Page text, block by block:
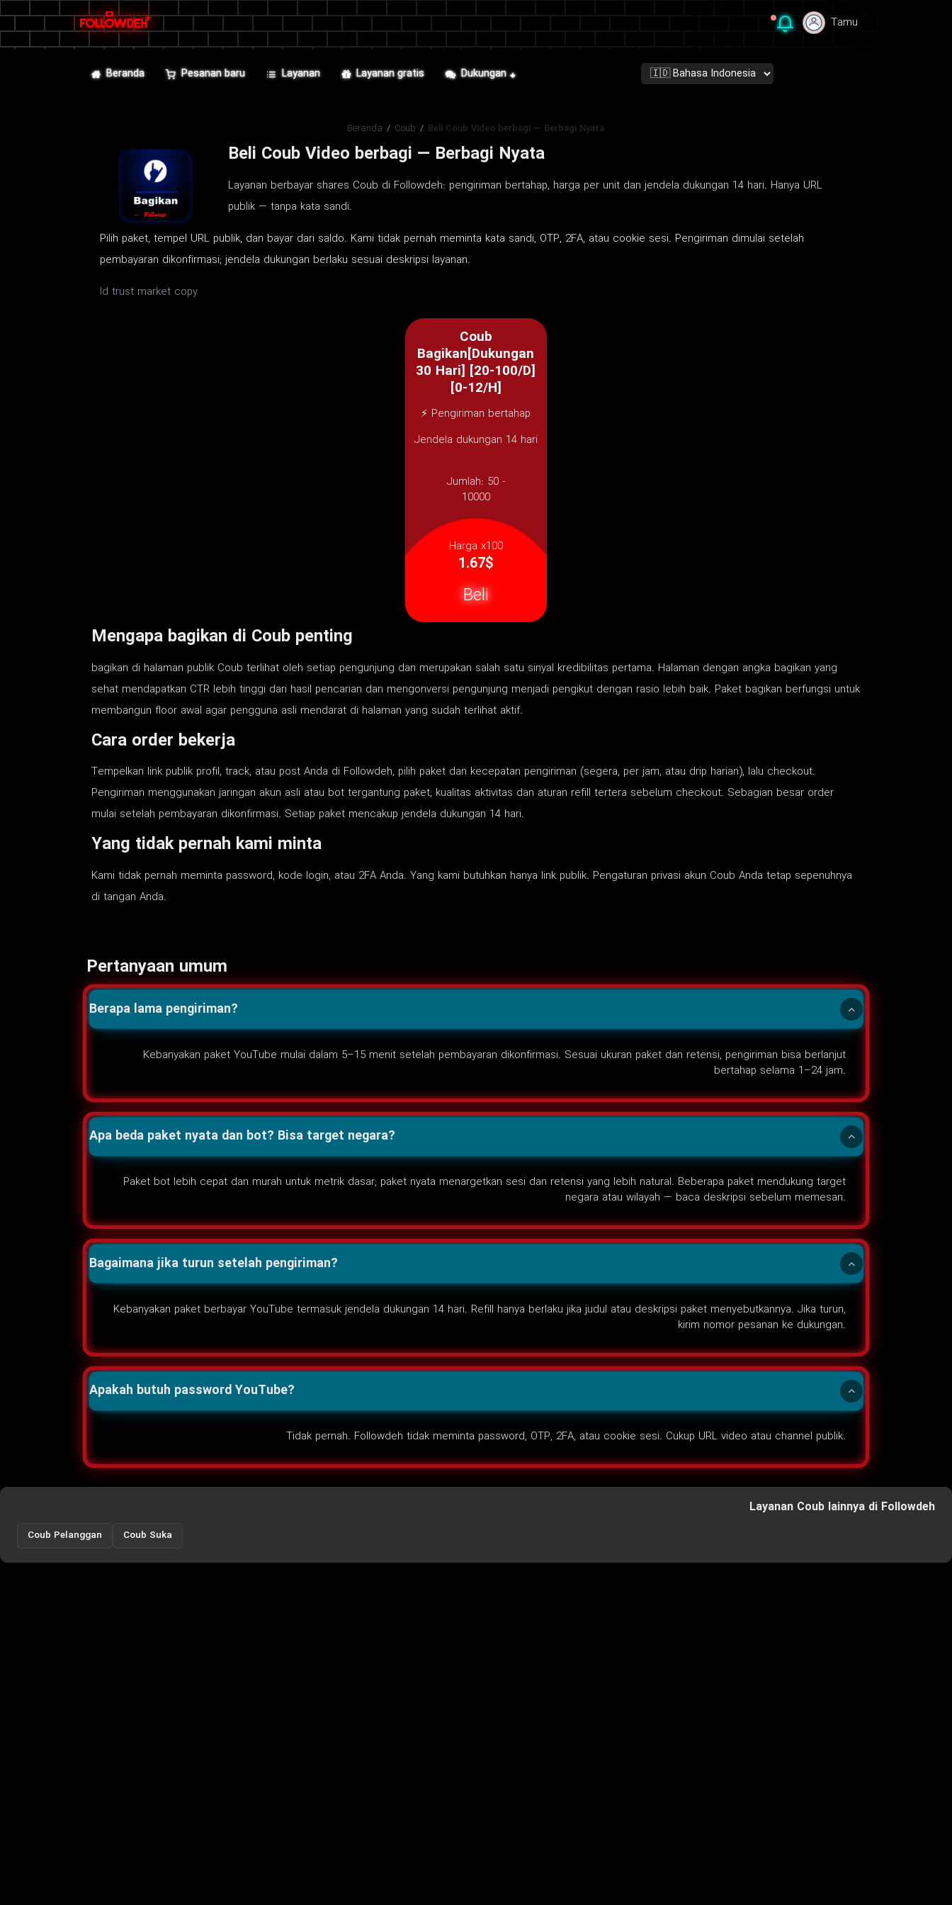
Tamu
Beranda Pesanan baru Layanan Layanan gratis Dukungan
Beranda / Coub / Beli Coub Video berbagi — Berbagi Nyata
Beli Coub Video berbagi — Berbagi Nyata
Layanan berbayar shares Coub di Followdeh: pengiriman bertahap, harga per unit dan jendela dukungan 14 hari. Hanya URL
publik — tanpa kata sandi.
Pilih paket, tempel URL publik, dan bayar dari saldo. Kami tidak pernah meminta kata sandi, OTP, 2FA, atau cookie sesi. Pengiriman dimulai setelah
pembayaran dikonfirmasi; jendela dukungan berlaku sesuai deskripsi layanan.
Id trust market copy
Coub
Bagikan[Dukungan
30 Hari] [20-100/D]
[0-12/H]
⚡ Pengiriman bertahap
Jendela dukungan 14 hari
Jumlah: 50 -
10000
Harga x100
1.67$
Beli
Mengapa bagikan di Coub penting
bagikan di halaman publik Coub terlihat oleh setiap pengunjung dan merupakan salah satu sinyal kredibilitas pertama. Halaman dengan angka bagikan yang
sehat mendapatkan CTR lebih tinggi dari hasil pencarian dan mengonversi pengunjung menjadi pengikut dengan rasio lebih baik. Paket bagikan berfungsi untuk
membangun floor awal agar pengguna asli mendarat di halaman yang sudah terlihat aktif.
Cara order bekerja
Tempelkan link publik profil, track, atau post Anda di Followdeh, pilih paket dan kecepatan pengiriman (segera, per jam, atau drip harian), lalu checkout.
Pengiriman menggunakan jaringan akun asli atau bot tergantung paket; kualitas aktivitas dan aturan refill tertera sebelum checkout. Sebagian besar order
mulai setelah pembayaran dikonfirmasi. Setiap paket mencakup jendela dukungan 14 hari.
Yang tidak pernah kami minta
Kami tidak pernah meminta password, kode login, atau 2FA Anda. Yang kami butuhkan hanya link publik. Pengaturan privasi akun Coub Anda tetap sepenuhnya
di tangan Anda.
Pertanyaan umum
Berapa lama pengiriman?
Kebanyakan paket YouTube mulai dalam 5–15 menit setelah pembayaran dikonfirmasi. Sesuai ukuran paket dan retensi, pengiriman bisa berlanjut
bertahap selama 1–24 jam.
Apa beda paket nyata dan bot? Bisa target negara?
Paket bot lebih cepat dan murah untuk metrik dasar; paket nyata menargetkan sesi dan retensi yang lebih natural. Beberapa paket mendukung target
negara atau wilayah — baca deskripsi sebelum memesan.
Bagaimana jika turun setelah pengiriman?
Kebanyakan paket berbayar YouTube termasuk jendela dukungan 14 hari. Refill hanya berlaku jika judul atau deskripsi paket menyebutkannya. Jika turun,
kirim nomor pesanan ke dukungan.
Apakah butuh password YouTube?
Tidak pernah. Followdeh tidak meminta password, OTP, 2FA, atau cookie sesi. Cukup URL video atau channel publik.
Layanan Coub lainnya di Followdeh
Coub Pelanggan Coub Suka